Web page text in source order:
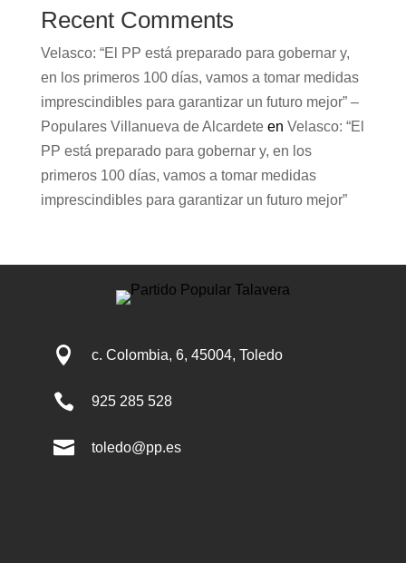
Recent Comments
Velasco: “El PP está preparado para gobernar y,
en los primeros 100 días, vamos a tomar medidas
imprescindibles para garantizar un futuro mejor” –
Populares Villanueva de Alcardeteen Velasco: “El
PP está preparado para gobernar y, en los
primeros 100 días, vamos a tomar medidas
imprescindibles para garantizar un futuro mejor”
 c. Colombia, 6, 45004, Toledo
 925 285 528
 toledo@pp.es